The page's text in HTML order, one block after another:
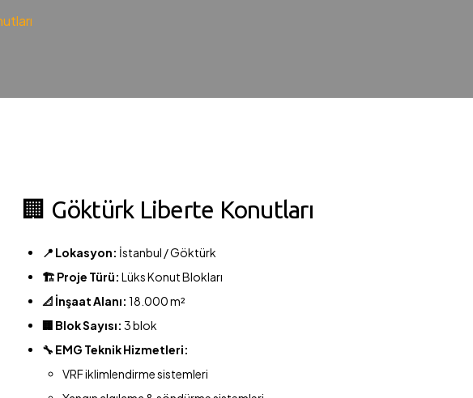
🏢 Göktürk Liberte Konutları
📍 Lokasyon: İstanbul / Göktürk
🏗️ Proje Türü: Lüks Konut Blokları
📐 İnşaat Alanı: 18.000 m²
🏢 Blok Sayısı: 3 blok
🔧 EMG Teknik Hizmetleri:
VRF iklimlendirme sistemleri